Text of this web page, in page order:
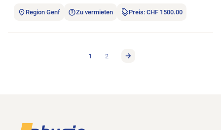
Region Genf Zu vermieten Preis: CHF 1500.00
1 2
Footer